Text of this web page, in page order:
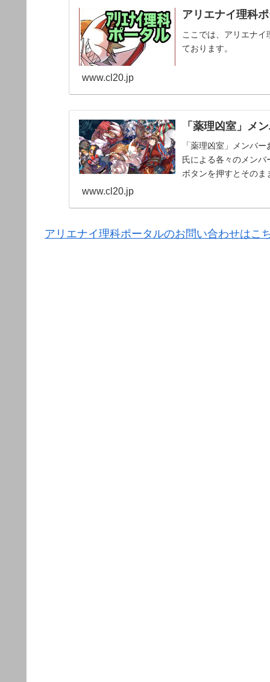
アリエナイ理科
ここでは、アリエナ
ております。
www.cl20.jp
「薬理凶室」メ
「薬理凶室」メンバ
氏による各々のメン
ボタンを押すとその
www.cl20.jp
アリエナイ理科ポータルのお問い合わせはこ